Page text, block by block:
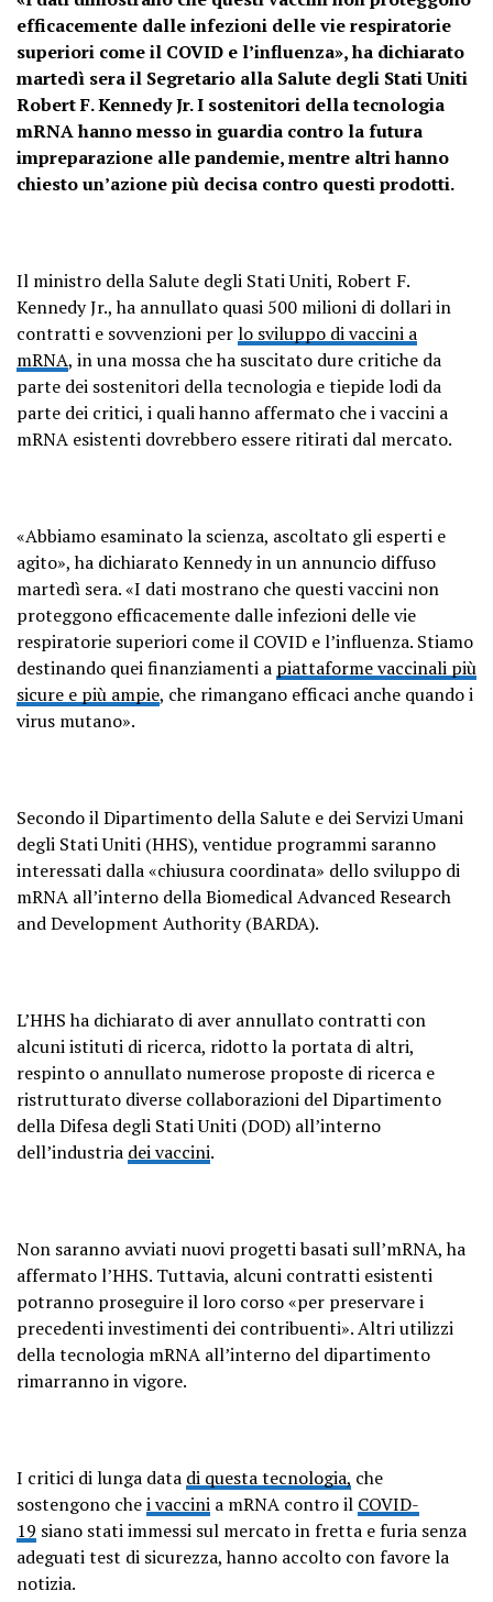
efficacemente dalle infezioni delle vie respiratorie
superiori come il COVID e l’influenza», ha dichiarato
martedì sera il Segretario alla Salute degli Stati Uniti
Robert F. Kennedy Jr. I sostenitori della tecnologia
mRNA hanno messo in guardia contro la futura
impreparazione alle pandemie, mentre altri hanno
chiesto un’azione più decisa contro questi prodotti.
Il ministro della Salute degli Stati Uniti, Robert F.
Kennedy Jr., ha annullato quasi 500 milioni di dollari in
contratti e sovvenzioni perlo sviluppo di vaccini a
mRNA, in una mossa che ha suscitato dure critiche da
parte dei sostenitori della tecnologia e tiepide lodi da
parte dei critici, i quali hanno affermato che i vaccini a
mRNA esistenti dovrebbero essere ritirati dal mercato.
«Abbiamo esaminato la scienza, ascoltato gli esperti e
agito», ha dichiarato Kennedy in un annuncio diffuso
martedì sera. «I dati mostrano che questi vaccini non
proteggono efficacemente dalle infezioni delle vie
respiratorie superiori come il COVID e l’influenza. Stiamo
destinando quei finanziamenti a piattaforme vaccinali più
sicure e più ampie, che rimangano efficaci anche quando i
virus mutano».
Secondo il Dipartimento della Salute e dei Servizi Umani
degli Stati Uniti (HHS), ventidue programmi saranno
interessati dalla «chiusura coordinata» dello sviluppo di
mRNA all’interno della Biomedical Advanced Research
and Development Authority (BARDA).
L’HHS ha dichiarato di aver annullato contratti con
alcuni istituti di ricerca, ridotto la portata di altri,
respinto o annullato numerose proposte di ricerca e
ristrutturato diverse collaborazioni del Dipartimento
della Difesa degli Stati Uniti (DOD) all’interno
dell’industria dei vaccini.
Non saranno avviati nuovi progetti basati sull’mRNA, ha
affermato l’HHS. Tuttavia, alcuni contratti esistenti
potranno proseguire il loro corso «per preservare i
precedenti investimenti dei contribuenti». Altri utilizzi
della tecnologia mRNA all’interno del dipartimento
rimarranno in vigore.
I critici di lunga data di questa tecnologia, che
sostengono chei vaccini a mRNA contro il COVID-
19 siano stati immessi sul mercato in fretta e furia senza
adeguati test di sicurezza, hanno accolto con favore la
notizia.